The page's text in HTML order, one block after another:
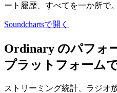
ート履歴、すべてを一か所で。
Soundchartsで開く
Ordinary のパフォ
プラットフォーム
ストリーミング統計、ラジオ